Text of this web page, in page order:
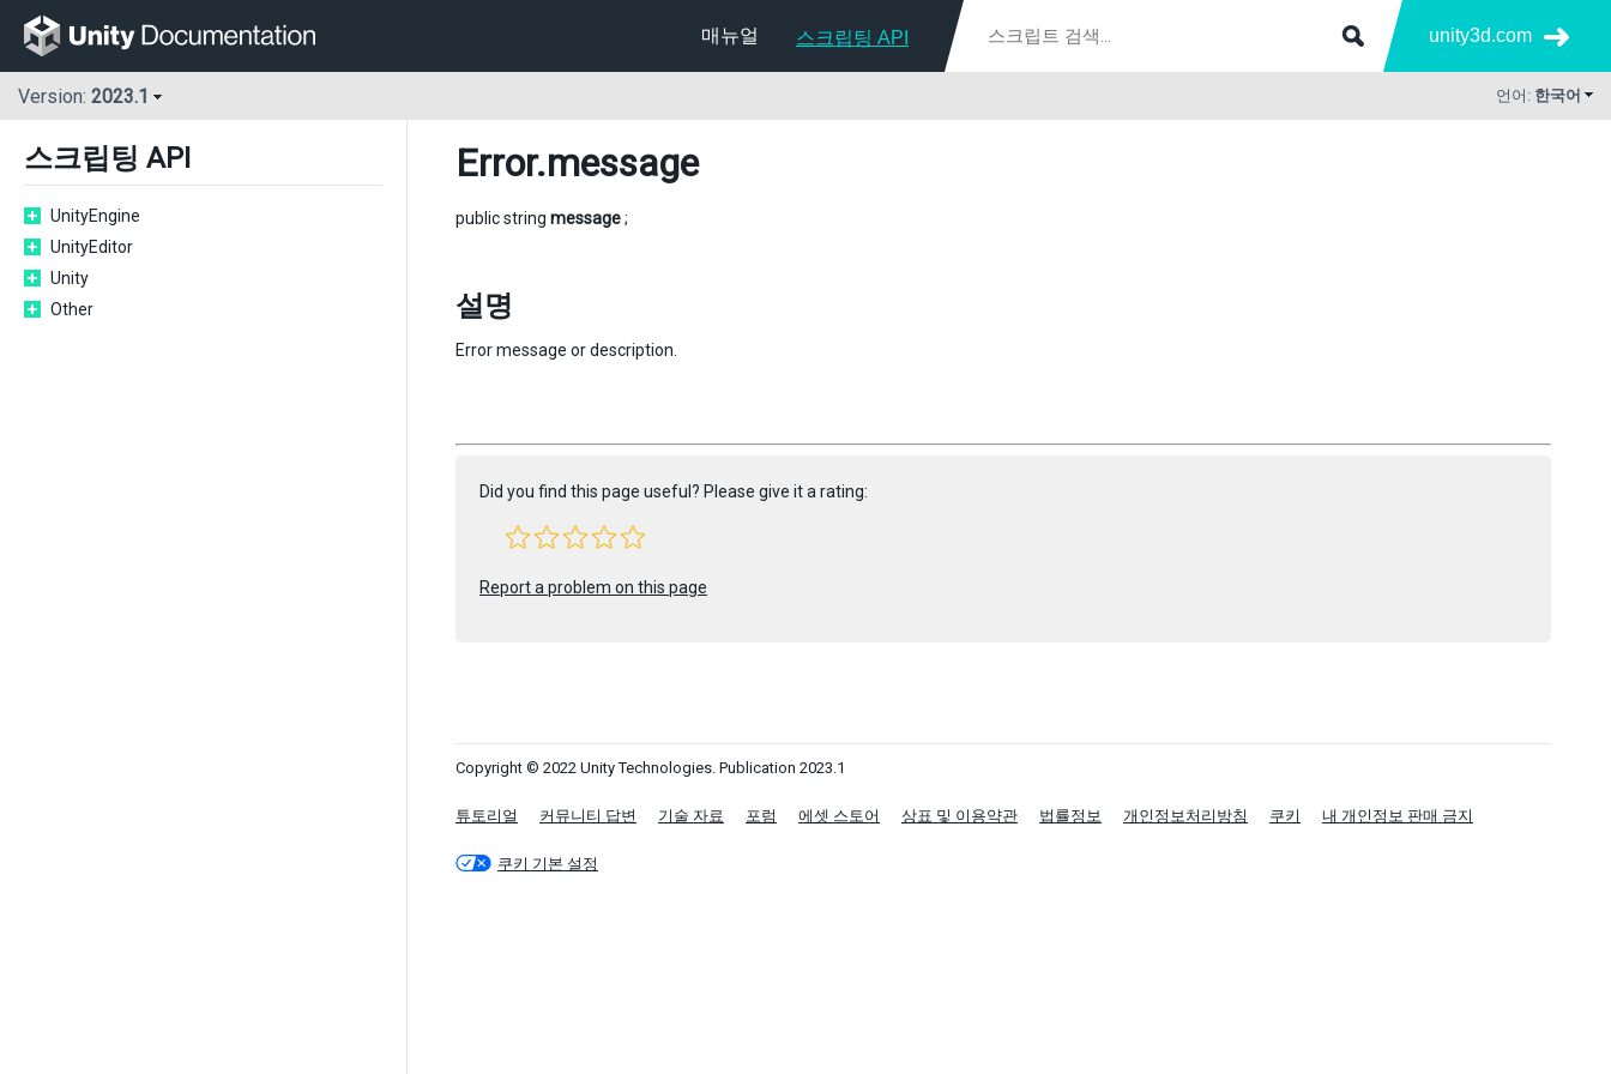
매뉴얼 스크립팅 API unity3d.com
Version: 2023.1 언어: 한국어
스크립팅 API
UnityEngine
UnityEditor
Unity
Other
Error.message
public string message;
설명
Error message or description.
Did you find this page useful? Please give it a rating:
Report a problem on this page
Copyright © 2022 Unity Technologies. Publication 2023.1
튜토리얼 커뮤니티 답변 기술 자료 포럼 에셋 스토어 상표 및 이용약관 법률정보 개인정보처리방침 쿠키 내 개인정보 판매 금지
쿠키 기본 설정